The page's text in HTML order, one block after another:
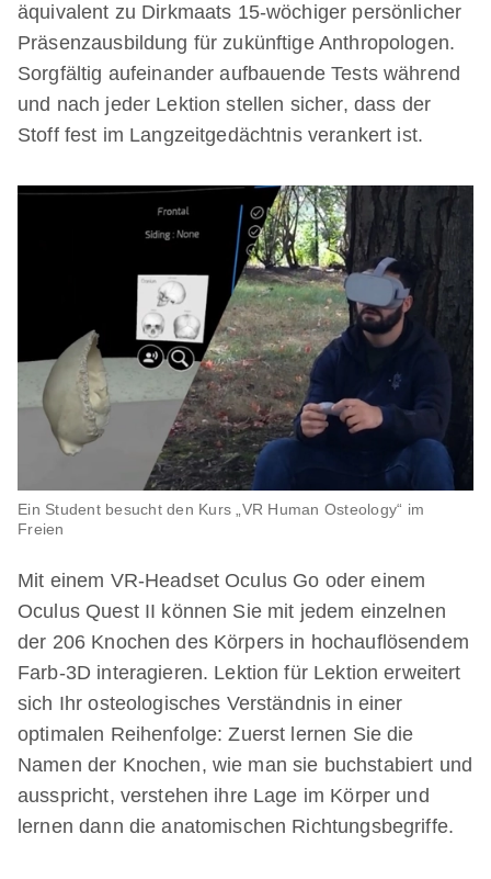
äquivalent zu Dirkmaats 15-wöchiger persönlicher
Präsenzausbildung für zukünftige Anthropologen.
Sorgfältig aufeinander aufbauende Tests während
und nach jeder Lektion stellen sicher, dass der
Stoff fest im Langzeitgedächtnis verankert ist.
Ein Student besucht den Kurs „VR Human Osteology“ im
Freien
Mit einem VR-Headset Oculus Go oder einem
Oculus Quest II können Sie mit jedem einzelnen
der 206 Knochen des Körpers in hochauflösendem
Farb-3D interagieren. Lektion für Lektion erweitert
sich Ihr osteologisches Verständnis in einer
optimalen Reihenfolge: Zuerst lernen Sie die
Namen der Knochen, wie man sie buchstabiert und
ausspricht, verstehen ihre Lage im Körper und
lernen dann die anatomischen Richtungsbegriffe.